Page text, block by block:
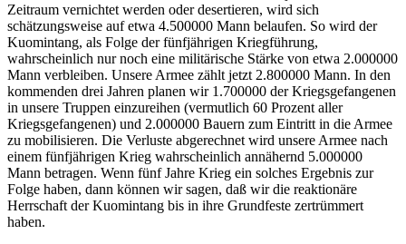
Zeitraum vernichtet werden oder desertieren, wird sich
schätzungsweise auf etwa 4.500000 Mann belaufen. So wird der
Kuomintang, als Folge der fünfjährigen Kriegführung,
wahrscheinlich nur noch eine militärische Stärke von etwa 2.000000
Mann verbleiben. Unsere Armee zählt jetzt 2.800000 Mann. In den
kommenden drei Jahren planen wir 1.700000 der Kriegsgefangenen
in unsere Truppen einzureihen (vermutlich 60 Prozent aller
Kriegsgefangenen) und 2.000000 Bauern zum Eintritt in die Armee
zu mobilisieren. Die Verluste abgerechnet wird unsere Armee nach
einem fünfjährigen Krieg wahrscheinlich annähernd 5.000000
Mann betragen. Wenn fünf Jahre Krieg ein solches Ergebnis zur
Folge haben, dann können wir sagen, daß wir die reaktionäre
Herrschaft der Kuomintang bis in ihre Grundfeste zertrümmert
haben.